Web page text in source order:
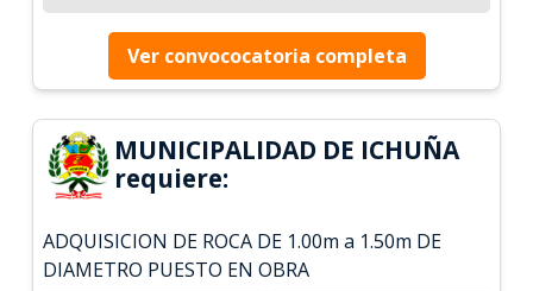
Ver convococatoria completa
MUNICIPALIDAD DE ICHUÑA
requiere:
ADQUISICION DE ROCA DE 1.00m a 1.50m DE
DIAMETRO PUESTO EN OBRA